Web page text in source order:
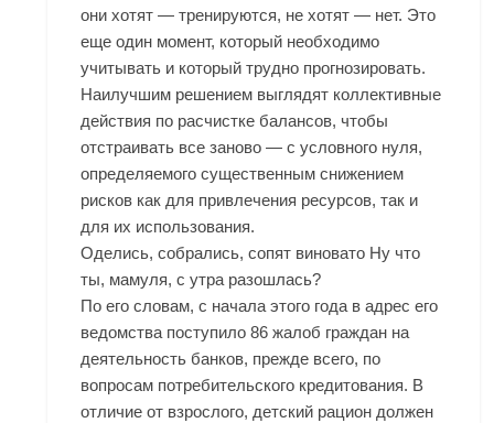
они хотят — тренируются, не хотят — нет. Это
еще один момент, который необходимо
учитывать и который трудно прогнозировать.
Наилучшим решением выглядят коллективные
действия по расчистке балансов, чтобы
отстраивать все заново — с условного нуля,
определяемого существенным снижением
рисков как для привлечения ресурсов, так и
для их использования.
Оделись, собрались, сопят виновато Ну что
ты, мамуля, с утра разошлась?
По его словам, с начала этого года в адрес его
ведомства поступило 86 жалоб граждан на
деятельность банков, прежде всего, по
вопросам потребительского кредитования. В
отличие от взрослого, детский рацион должен